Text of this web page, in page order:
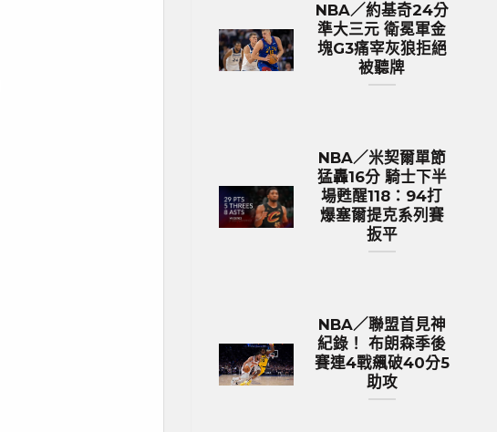
NBA／約基奇24分
準大三元 衛冕軍金
塊G3痛宰灰狼拒絕
被聽牌
NBA／米契爾單節
猛轟16分 騎士下半
場甦醒118：94打
爆塞爾提克系列賽
扳平
NBA／聯盟首見神
紀錄！ 布朗森季後
賽連4戰飆破40分5
助攻